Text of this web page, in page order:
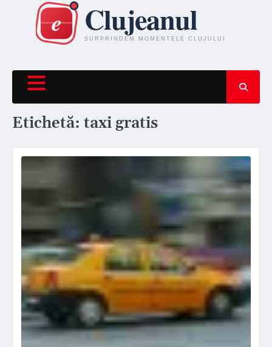
content
Etichetă: taxi gratis